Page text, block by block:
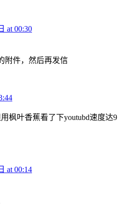
at 00:30
附件，然后再发信
枫叶香蕉看了下youtubd速度达9
at 00:14